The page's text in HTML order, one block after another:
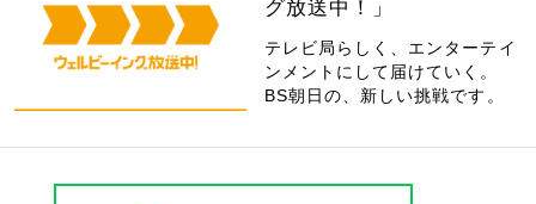
グ放送中！」
テレビ局らしく、エンターテイ
ンメントにして届けていく。
BS朝日の、新しい挑戦です。